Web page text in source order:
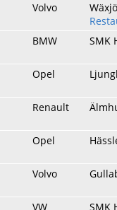
Volvo
BMW SMK
Opel
Renault
Opel
Volvo
VW SMK